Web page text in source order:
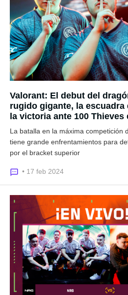
Valorant: El debut del
rugido gigante, la escuadra
la victoria ante 100 Thieves
La batalla en la máxima competición
tiene grande enfrentamientos para
por el bracket superior
• 17 feb 2024